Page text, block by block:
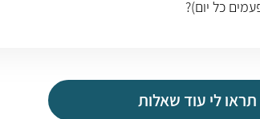
תראו לי עוד שאלות